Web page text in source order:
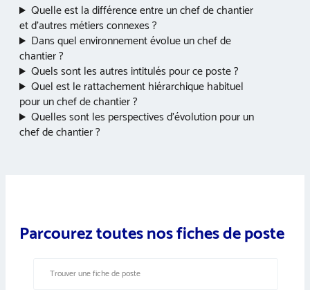
Quelle est la différence entre un chef de chantier
et d’autres métiers connexes ?
Dans quel environnement évolue un chef de
chantier ?
Quels sont les autres intitulés pour ce poste ?
Quel est le rattachement hiérarchique habituel
pour un chef de chantier ?
Quelles sont les perspectives d’évolution pour un
chef de chantier ?
Parcourez toutes nos fiches de poste